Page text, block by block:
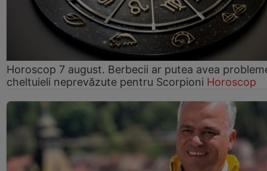
Horoscop 7 august. Berbecii ar putea avea
cheltuieli neprevăzute pentru Scorpioni Horoscop